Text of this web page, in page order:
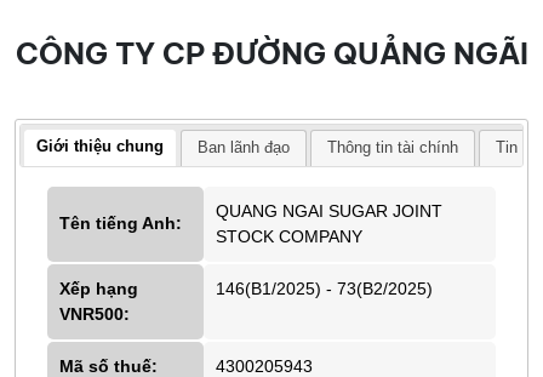
CÔNG TY CP ĐƯỜNG QUẢNG NGÃI
Giới thiệu chung Ban lãnh đạo Thông tin tài chính Tin
Tên tiếng Anh:
QUANG NGAI SUGAR JOINT
STOCK COMPANY
Xếp hạng
VNR500:
146(B1/2025) - 73(B2/2025)
Mã số thuế: 4300205943